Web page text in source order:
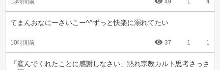
13時間前 49 1 4
てまんおなにーさいこー^^ずっと快楽に溺れてたい
10時間前 37 1 1
「産んでくれたことに感謝しなさい」黙れ宗教カルト思考さっさ